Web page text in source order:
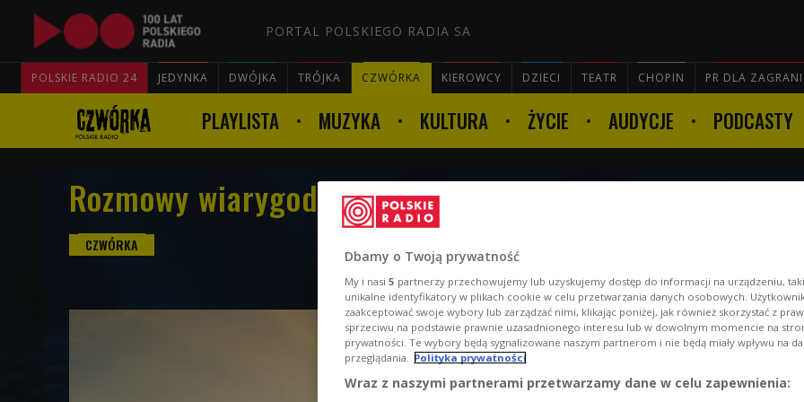
PORTAL POLSKIEGO RADIA SA
POLSKIE RADIO 24 JEDYNKA DWÓJKA TRÓJKA CZWÓRKA KIEROWCY DZIECI TEATR CHOPIN PR DLA

PLAYLISTA MUZYKA KULTURA ŻYCIE AUDYCJE PODCASTY
Rozmowy wiarygodne 7 czerwca godz. 06:00
Dbamy o Twoją prywatność
My i nasi 5 partnerzy przechowujemy lub uzyskujemy dostęp do informacji na urządzeniu,
unikalne identyfikatory w plikach cookie w celu przetwarzania danych osobowych.
zaakceptować swoje wybory lub zarządzać nimi, klikając poniżej, jak również skorzystać z
sprzeciwu na podstawie prawnie uzasadnionego interesu lub w dowolnym momencie na
prywatności. Te wybory będą sygnalizowane naszym partnerom i nie będą miały wpływu na
przeglądania.
Polityka prywatności
Wraz z naszymi partnerami przetwarzamy dane w celu zapewnienia: